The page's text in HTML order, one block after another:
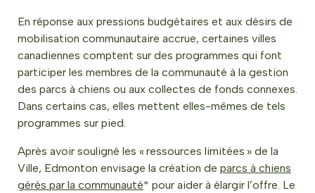
En réponse aux pressions budgétaires et aux désirs de
mobilisation communautaire accrue, certaines villes
canadiennes comptent sur des programmes qui font
participer les membres de la communauté à la gestion
des parcs à chiens ou aux collectes de fonds connexes.
Dans certains cas, elles mettent elles-mêmes de tels
programmes sur pied.
Après avoir souligné les « ressources limitées » de la
Ville, Edmonton envisage la création de parcs à chiens
gérés par la communauté* pour aider à élargir l’offre. Le